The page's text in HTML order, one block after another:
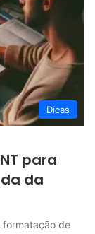
Dicas
para
da
formatação de